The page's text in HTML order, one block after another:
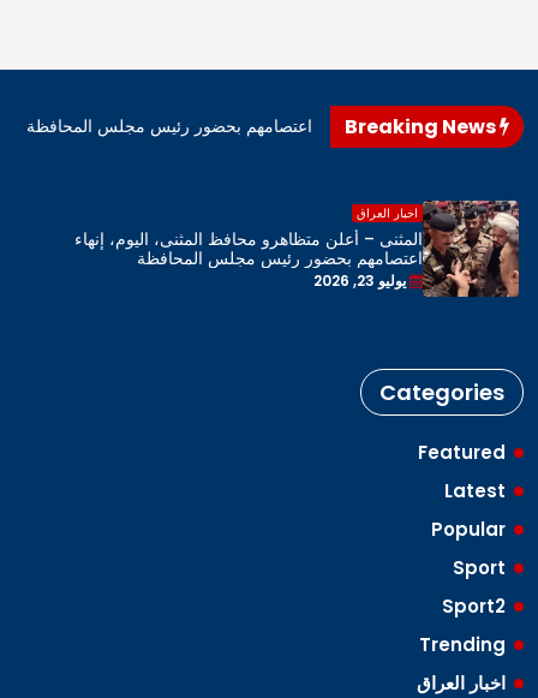
محافظ المثنى، اليوم، إنهاء اعتصامهم بحضور رئيس مجلس المحافظة
اخبار العراق
المثنى – أعلن متظاهرو محافظ المثنى، اليوم، إنهاء
اعتصامهم بحضور رئيس مجلس المحافظة
يوليو 23, 2026
Categories
Featured
Latest
Popular
Sport
Sport2
Trending
اخبار العراق